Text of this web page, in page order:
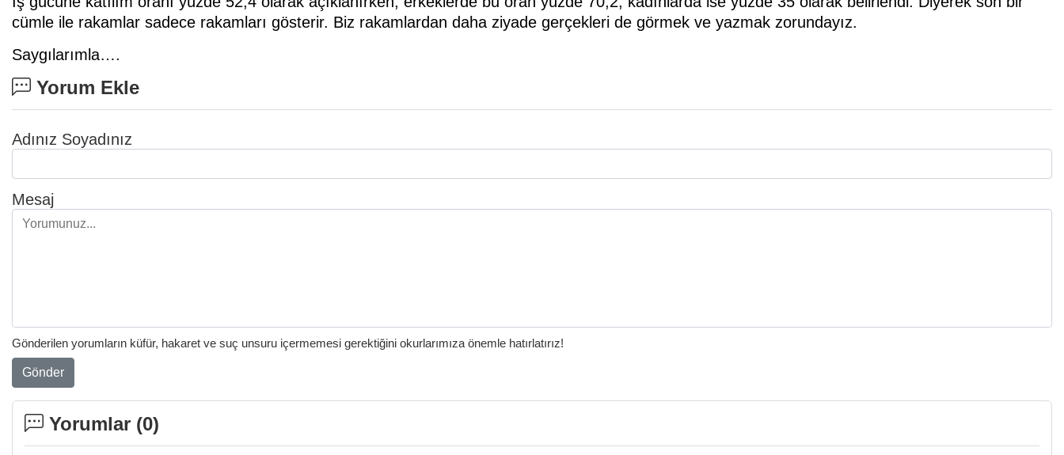
cümle ile rakamlar sadece rakamları gösterir. Biz rakamlardan daha ziyade gerçekleri de görmek ve yazmak zorundayız.
Saygılarımla….
Yorum Ekle
Adınız Soyadınız
Mesaj
Gönderilen yorumların küfür, hakaret ve suç unsuru içermemesi gerektiğini okurlarımıza önemle hatırlatırız!
Gönder
Yorumlar (0)